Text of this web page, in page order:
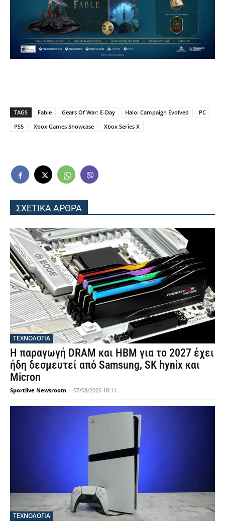
TAGS Fable Gears Of War: E-Day Halo: Campaign Evolved
PC
PS5
Xbox Games Showcase Xbox Series X
ΣΧΕΤΙΚΑ ΑΡΘΡΑ
ΤΕΧΝΟΛΟΓΙΑ
Η παραγωγή DRAM και HBM για το 2027 έχει
ήδη δεσμευτεί από Samsung, SK hynix και
Micron
Sportlive Newsroom - 07/08/2026 18:11
ΤΕΧΝΟΛΟΓΙΑ